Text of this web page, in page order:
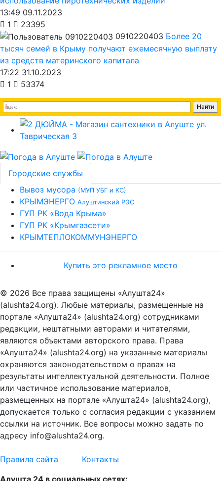
13:49 09.11.2023
1
23395
0910220403 Более 20
тысяч семей в Крыму получают ежемесячную выплату
из средств материнского капитала
17:22 31.10.2023
1
53374
Городские службы
Вывоз мусора (МУП УБГ и КС)
КРЫМЭНЕРГО Алуштинский РЭС
ГУП РК «Вода Крыма»
ГУП РК «Крымгазсети»
КРЫМТЕПЛОКОММУНЭНЕРГО
Купить это рекламное место
© 2026 Все права защищены «Алушта24»
(alushta24.org). Любые материалы, размещенные на
портале «Алушта24» (alushta24.org) сотрудниками
редакции, нештатными авторами и читателями,
являются объектами авторского права. Права
«Алушта24» (alushta24.org) на указанные материалы
охраняются законодательством о правах на
результаты интеллектуальной деятельности. Полное
или частичное использование материалов,
размещенных на портале «Алушта24» (alushta24.org),
допускается только с согласия редакции с указанием
ссылки на источник. Все вопросы можно задать по
адресу info@alushta24.org.
Правила сайта
Контакты